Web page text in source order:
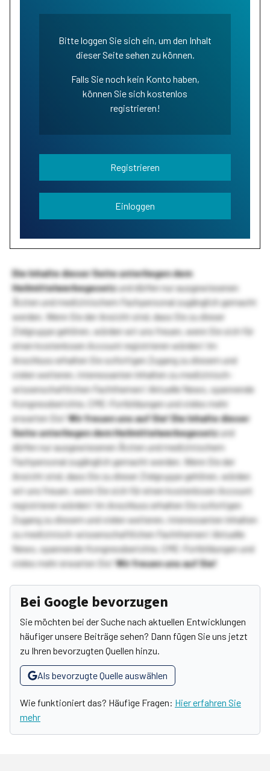
Bitte loggen Sie sich ein, um den Inhalt
dieser Seite sehen zu können.
Falls Sie noch kein Konto haben,
können Sie sich kostenlos
registrieren!
Registrieren
Einloggen
Die Inhalte dieser Seite unterliegen dem
Heilmittelwerbegesetzund dürfen nur ausgewiesenen
Ärzten und medizinischem Fachpersonal zugänglich gemacht
werden. Wenn Sie der Ansicht sind, dass Sie zu dieser
Zielgruppe gehören, würden wir uns freuen, wenn Sie sich für
einen kostenlosen Account registrieren würden! Im
Anschluss erhalten Sie sofortigen Zugang zu diesem und
vielen weiteren, interessanten Inhalten zu medizinisch-
wissenschaftlichen Fachthemen! Aktuelle News, spannende
Kongressberichte, CME-Fortbildungen und vieles mehr
erwarten Sie!Wir freuen uns auf Sie!Die Inhalte dieser
Seite unterliegen dem Heilmittelwerbegesetzund
dürfen nur ausgewiesenen Ärzten und medizinischem
Fachpersonal zugänglich gemacht werden. Wenn Sie der
Ansicht sind, dass Sie zu dieser Zielgruppe gehören, würden
wir uns freuen, wenn Sie sich für einen kostenlosen Account
registrieren würden! Im Anschluss erhalten Sie sofortigen
Zugang zu diesem und vielen weiteren, interessanten Inhalten
zu medizinisch-wissenschaftlichen Fachthemen! Aktuelle
News, spannende Kongressberichte, CME-Fortbildungen und
vieles mehr erwarten Sie!Wir freuen uns auf Sie!
Bei Google bevorzugen
Sie möchten bei der Suche nach aktuellen Entwicklungen
häufiger unsere Beiträge sehen? Dann fügen Sie uns jetzt
zu Ihren bevorzugten Quellen hinzu.
Als bevorzugte Quelle auswählen
Wie funktioniert das? Häufige Fragen: Hier erfahren Sie
mehr